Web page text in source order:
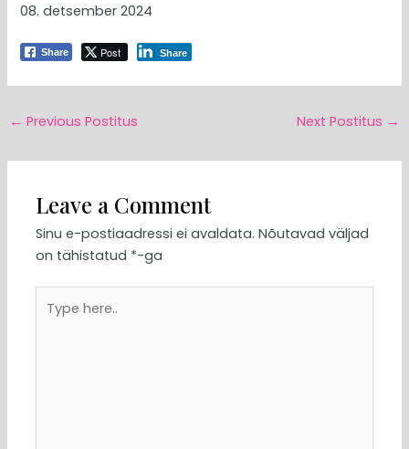
08. detsember 2024
Share Post Share
← Previous Postitus Next Postitus →
Leave a Comment
Sinu e-postiaadressi ei avaldata. Nõutavad väljad
on tähistatud *-ga
here..